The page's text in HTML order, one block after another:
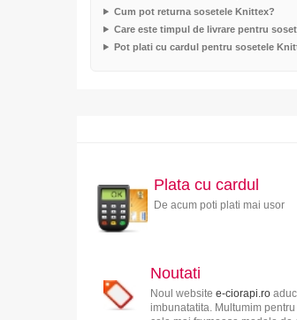
Cum pot returna sosetele Knittex?
Care este timpul de livrare pentru
Pot plati cu cardul pentru sosetele
Plata cu cardul
De acum poti plati mai usor
Noutati
Noul website e-ciorapi.ro
imbunatatita. Multumim